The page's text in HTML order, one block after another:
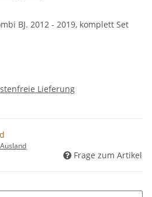
BJ. 2012 - 2019, komplett Set
Lieferung
Frage zum Artikel